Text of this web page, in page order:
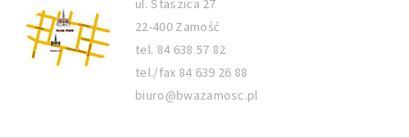
ul. Staszica 27
22-400 Zamość
tel. 84 638 57 82
tel./fax 84 639 26 88
biuro@bwazamosc.pl